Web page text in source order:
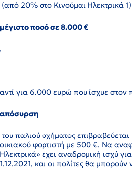
(από 20% στο Κινούμαι Ηλεκτρικά 1)
μέγιστο ποσό σε 8.000 €
,
αντί για 6.000 ευρώ που ίσχυε στον
απόσυρση
του παλιού οχήματος
οικιακού φορτιστή με 500 €. Να
Ηλεκτρικά» έχει αναδρομική ισχύ
1.12.2021, και οι πολίτες θα μπορούν